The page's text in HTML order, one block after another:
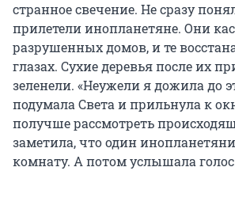
странное свечение. Не сразу
прилетели инопланетяне. Они
разрушенных домов, и те
глазах. Сухие деревья после их
зеленели. «Неужели я дожила до
подумала Света и прильнула к
получше рассмотреть
заметила, что один
комнату. А потом услышала